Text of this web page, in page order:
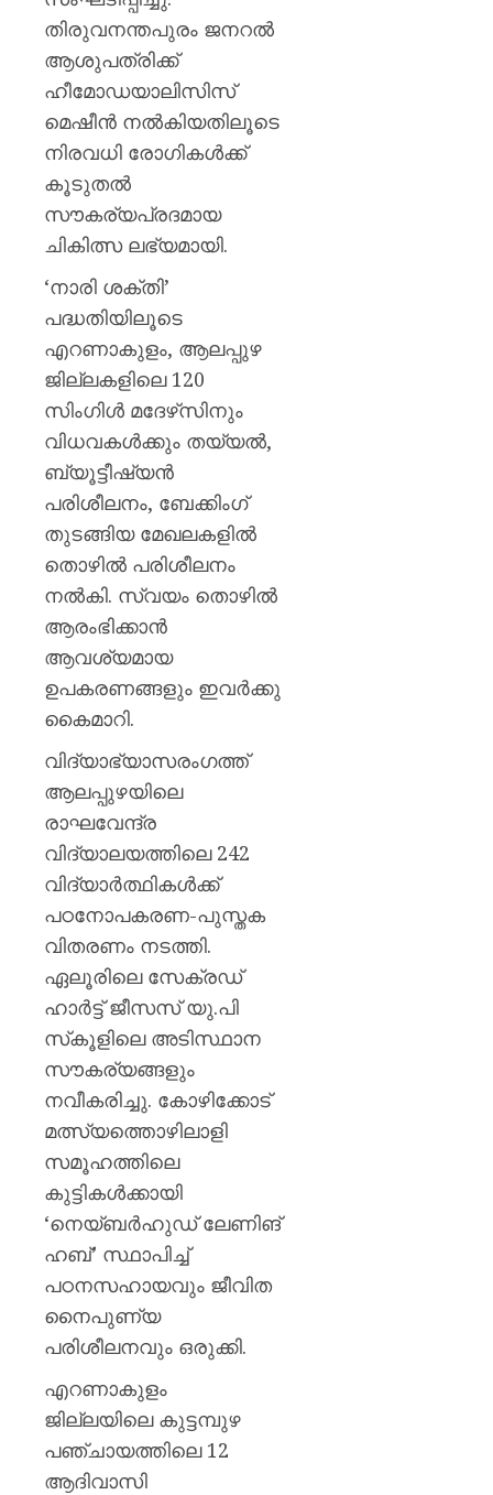
തിരുവനന്തപുരം ജനറല്‍
ആശുപത്രിക്ക്
ഹീമോഡയാലിസിസ്
മെഷീന്‍ നല്‍കിയതിലൂടെ
നിരവധി രോഗികള്‍ക്ക്
കൂടുതല്‍
സൗകര്യപ്രദമായ
ചികിത്സ ലഭ്യമായി.
‘നാരി ശക്തി’
പദ്ധതിയിലൂടെ
എറണാകുളം, ആലപ്പുഴ
ജില്ലകളിലെ 120
സിംഗിള്‍ മദേഴ്‌സിനും
വിധവകള്‍ക്കും തയ്യല്‍,
ബ്യൂട്ടീഷ്യന്‍
പരിശീലനം, ബേക്കിംഗ്
തുടങ്ങിയ മേഖലകളില്‍
തൊഴില്‍ പരിശീലനം
നല്‍കി. സ്വയം തൊഴില്‍
ആരംഭിക്കാന്‍
ആവശ്യമായ
ഉപകരണങ്ങളും ഇവര്‍ക്കു
കൈമാറി.
വിദ്യാഭ്യാസരംഗത്ത്
ആലപ്പുഴയിലെ
രാഘവേന്ദ്ര
വിദ്യാലയത്തിലെ 242
വിദ്യാര്‍ത്ഥികള്‍ക്ക്
പഠനോപകരണ-പുസ്തക
വിതരണം നടത്തി.
ഏലൂരിലെ സേക്രഡ്
ഹാര്‍ട്ട് ജീസസ് യു.പി
സ്‌കൂളിലെ അടിസ്ഥാന
സൗകര്യങ്ങളും
നവീകരിച്ചു. കോഴിക്കോട്
മത്സ്യത്തൊഴിലാളി
സമൂഹത്തിലെ
കുട്ടികള്‍ക്കായി
‘നെയ്ബര്‍ഹുഡ് ലേണിങ്
ഹബ്’ സ്ഥാപിച്ച്
പഠനസഹായവും ജീവിത
നൈപുണ്യ
പരിശീലനവും ഒരുക്കി.
എറണാകുളം
ജില്ലയിലെ കുട്ടമ്പുഴ
പഞ്ചായത്തിലെ 12
ആദിവാസി